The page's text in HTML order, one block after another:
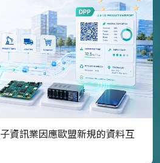
資訊業因應歐盟新規的資料互